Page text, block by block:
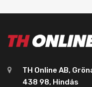
TH Online AB,
438 98, Hindås